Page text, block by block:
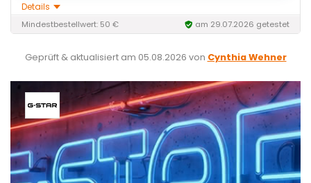
Details
Mindestbestellwert: 50 € am 29.07.2026 getestet
Geprüft & aktualisiert am 05.08.2026 von Cynthia Wehner